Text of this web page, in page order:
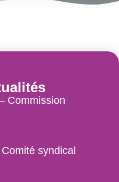
Commission
syndical